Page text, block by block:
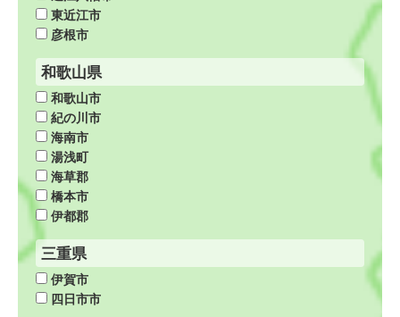
東近江市
彦根市
和歌山県
和歌山市
紀の川市
海南市
湯浅町
海草郡
橋本市
伊都郡
三重県
伊賀市
四日市市